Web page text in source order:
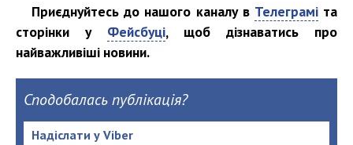
Приєднуйтесь до нашого каналу в Телеграміта
сторінки у Фейсбуці, щоб дізнаватись про
найважливіші новини.
Сподобалась публікація?
Надіслати у Viber